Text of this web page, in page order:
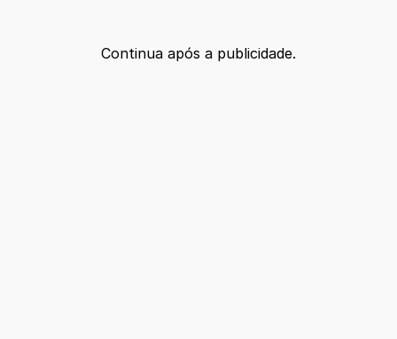
Continua após a publicidade.